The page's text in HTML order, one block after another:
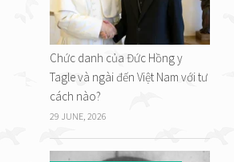
Chức danh của Đức Hồng y
Tagle và ngài đến Việt Nam với tư
cách nào?
29 JUNE, 2026